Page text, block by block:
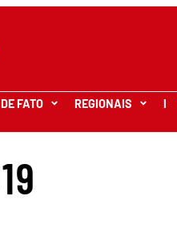
FATO REGIONAIS I